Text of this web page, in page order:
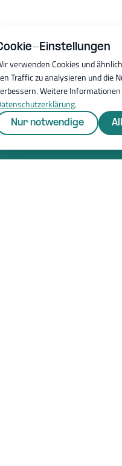
Einstellungen
verwenden Cookies und
Traffic zu analysieren und die
Weitere
.
Nur notwendige